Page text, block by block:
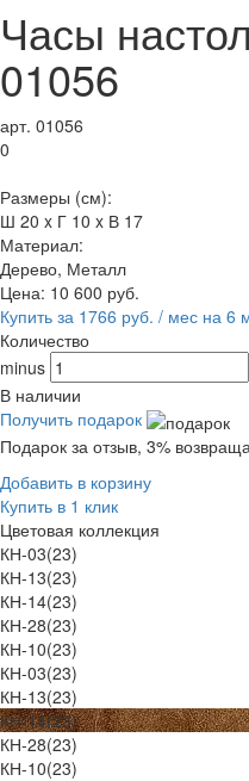
Часы
01056
арт. 01056
0
Размеры (см):
Ш 20 x Г 10 x В 17
Материал:
Дерево, Металл
Цена: 10 600 руб.
Купить за 1766 руб. / мес на 6
Количество
minus
В наличии
Получить подарок
Подарок за отзыв, 3%
Добавить в корзину
Купить в 1 клик
Цветовая коллекция
КН-03(23)
КН-13(23)
КН-14(23)
КН-28(23)
КН-10(23)
КН-03(23)
КН-13(23)
КН-14(23)
КН-28(23)
КН-10(23)